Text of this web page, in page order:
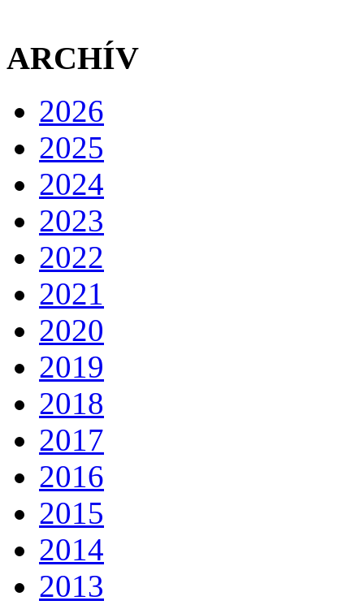
ARCHÍV
2026
2025
2024
2023
2022
2021
2020
2019
2018
2017
2016
2015
2014
2013